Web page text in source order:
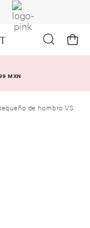
MXN
de hombro VS